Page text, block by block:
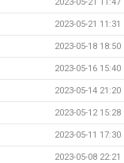
2023-05-21 11:31
2023-05-18 18:50
2023-05-16 15:40
2023-05-14 21:20
2023-05-12 15:28
2023-05-11 17:30
2023-05-08 22:21